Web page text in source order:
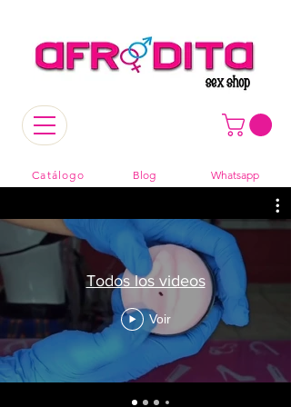
Catálogo Blog Whatsapp
Todos los videos
Voir